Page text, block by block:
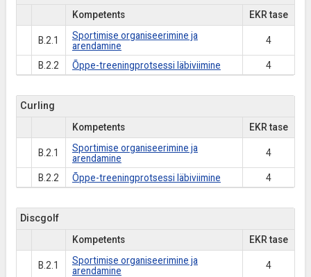
Kompetents EKR tase
B.2.1
Sportimise organiseerimine ja
arendamine
4
B.2.2 Õppe-treeningprotsessi läbiviimine 4
Curling
Kompetents EKR tase
B.2.1
Sportimise organiseerimine ja
arendamine
4
B.2.2 Õppe-treeningprotsessi läbiviimine 4
Discgolf
Kompetents EKR tase
B.2.1
Sportimise organiseerimine ja
arendamine
4